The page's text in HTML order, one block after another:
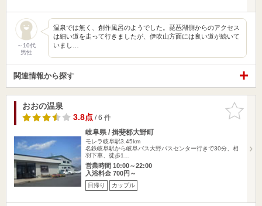
～10代
男性
温泉では無く、創作風呂のようでした。琵琶湖側からのアクセス
は細い道を走って行きましたが、伊吹山方面には良い道が続いて
いまし…
関連情報から探す
お気に入
りに追加
おおの温泉
3.8点/ 6 件
岐阜県 / 揖斐郡大野町
モレラ岐阜駅3.45km
名鉄岐阜駅から岐阜バス大野バスセンター行きで30分、相
羽下車、徒歩1…
営業時間 10:00～22:00
入浴料金 700円～
日帰り カップル